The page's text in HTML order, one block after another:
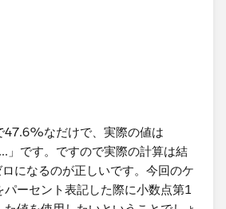
47.6%なだけで、実際の値は​
」です。ですので実際の計算は結
になるのが正しいです。今回のケ
パーセント表記した際に小数点第1